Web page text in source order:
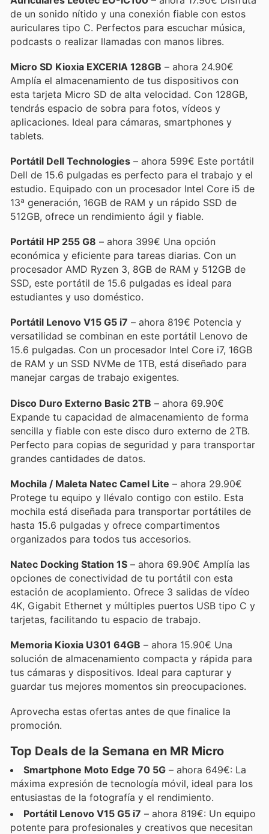
de un sonido nítido y una conexión fiable con estos
auriculares tipo C. Perfectos para escuchar música,
podcasts o realizar llamadas con manos libres.
Micro SD Kioxia EXCERIA 128GB – ahora 24.90€
Amplía el almacenamiento de tus dispositivos con
esta tarjeta Micro SD de alta velocidad. Con 128GB,
tendrás espacio de sobra para fotos, vídeos y
aplicaciones. Ideal para cámaras, smartphones y
tablets.
Portátil Dell Technologies – ahora 599€ Este portátil
Dell de 15.6 pulgadas es perfecto para el trabajo y el
estudio. Equipado con un procesador Intel Core i5 de
13ª generación, 16GB de RAM y un rápido SSD de
512GB, ofrece un rendimiento ágil y fiable.
Portátil HP 255 G8 – ahora 399€ Una opción
económica y eficiente para tareas diarias. Con un
procesador AMD Ryzen 3, 8GB de RAM y 512GB de
SSD, este portátil de 15.6 pulgadas es ideal para
estudiantes y uso doméstico.
Portátil Lenovo V15 G5 i7 – ahora 819€ Potencia y
versatilidad se combinan en este portátil Lenovo de
15.6 pulgadas. Con un procesador Intel Core i7, 16GB
de RAM y un SSD NVMe de 1TB, está diseñado para
manejar cargas de trabajo exigentes.
Disco Duro Externo Basic 2TB – ahora 69.90€
Expande tu capacidad de almacenamiento de forma
sencilla y fiable con este disco duro externo de 2TB.
Perfecto para copias de seguridad y para transportar
grandes cantidades de datos.
Mochila / Maleta Natec Camel Lite – ahora 29.90€
Protege tu equipo y llévalo contigo con estilo. Esta
mochila está diseñada para transportar portátiles de
hasta 15.6 pulgadas y ofrece compartimentos
organizados para todos tus accesorios.
Natec Docking Station 1S – ahora 69.90€ Amplía las
opciones de conectividad de tu portátil con esta
estación de acoplamiento. Ofrece 3 salidas de vídeo
4K, Gigabit Ethernet y múltiples puertos USB tipo C y
tarjetas, facilitando tu espacio de trabajo.
Memoria Kioxia U301 64GB – ahora 15.90€ Una
solución de almacenamiento compacta y rápida para
tus cámaras y dispositivos. Ideal para capturar y
guardar tus mejores momentos sin preocupaciones.
Aprovecha estas ofertas antes de que finalice la
promoción.
Top Deals de la Semana en MR Micro
Smartphone Moto Edge 70 5G – ahora 649€: La
máxima expresión de tecnología móvil, ideal para los
entusiastas de la fotografía y el rendimiento.
Portátil Lenovo V15 G5 i7 – ahora 819€: Un equipo
potente para profesionales y creativos que necesitan